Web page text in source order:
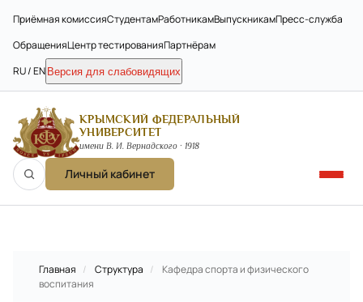
Приёмная комиссияСтудентамРаботникамВыпускникамПресс-служба
ОбращенияЦентр тестированияПартнёрам
RU / EN Версия для слабовидящих
КРЫМСКИЙ ФЕДЕРАЛЬНЫЙ
УНИВЕРСИТЕТ
имени В. И. Вернадского · 1918
Личный кабинет
Главная / Структура /
Кафедра спорта и физического
воспитания